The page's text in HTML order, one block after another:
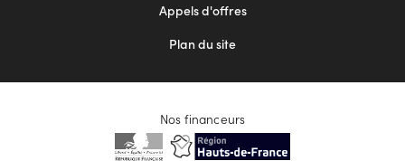
Appels d'offres
Plan du site
Nos financeurs